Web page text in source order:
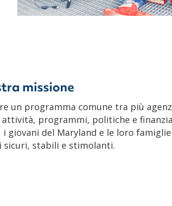
missione
un programma comune tra più
attività, programmi, politiche e
i giovani del Maryland e le loro
sicuri, stabili e stimolanti.